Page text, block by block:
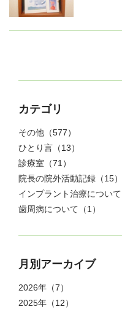
カテゴリ
その他 （577）
ひとり言 （13）
診療室 （71）
院長の院外活動記録 （15）
インプラント治療について
歯周病について （1）
月別アーカイブ
2026年 （7）
2025年 （12）